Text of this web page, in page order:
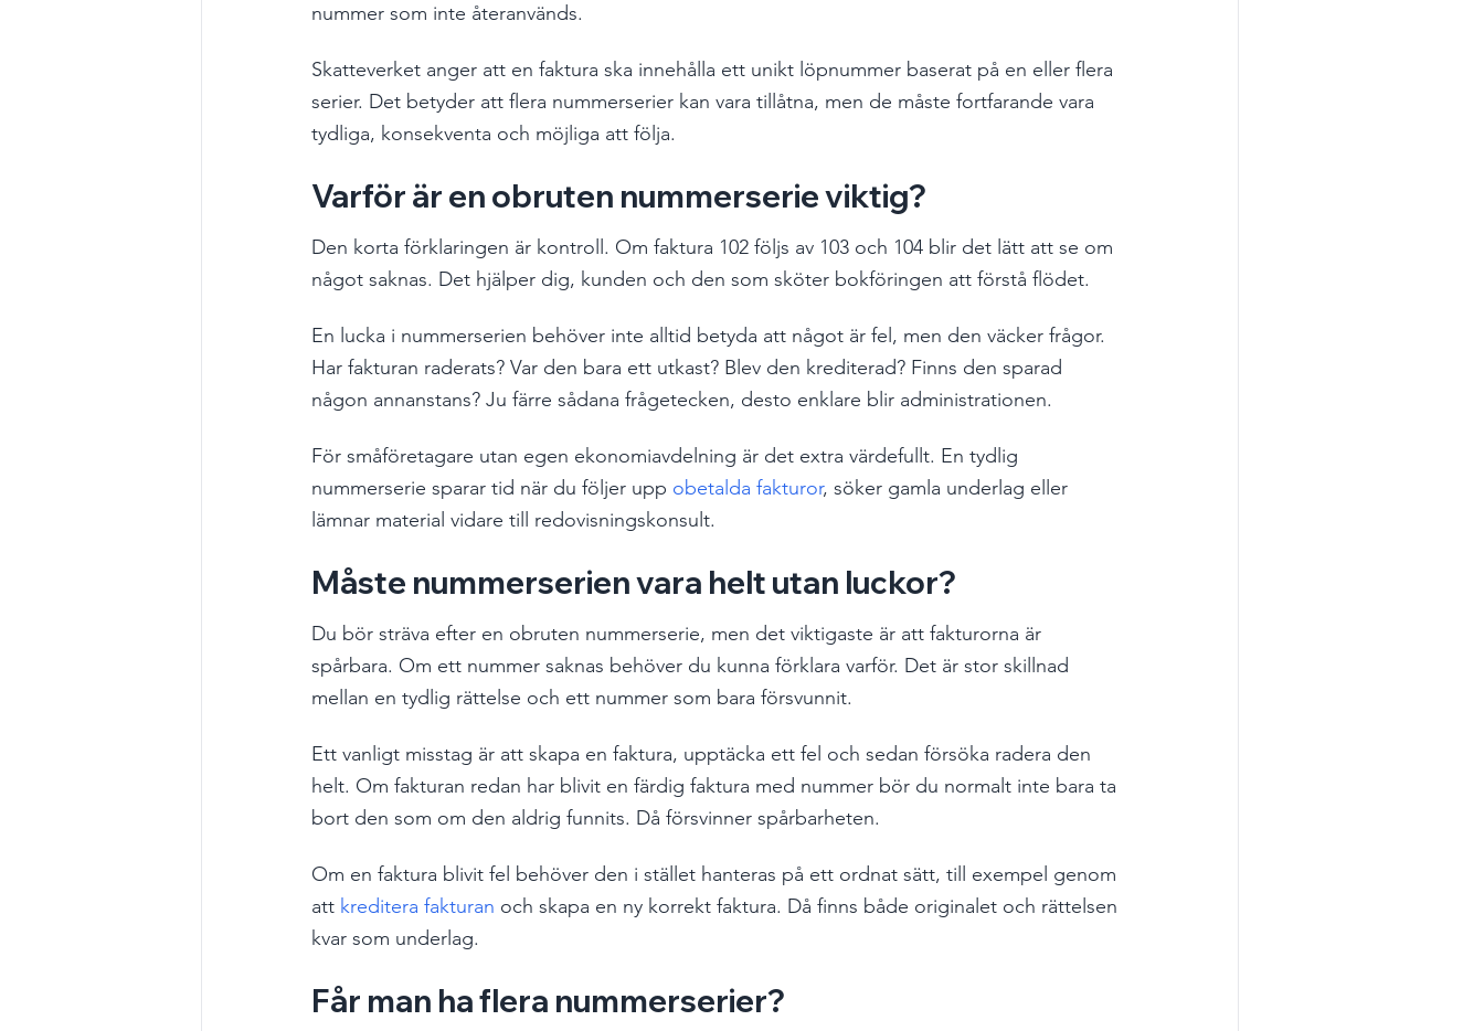
nummer som inte återanvänds.
Skatteverket anger att en faktura ska innehålla ett unikt löpnummer baserat på en eller flera
serier. Det betyder att flera nummerserier kan vara tillåtna, men de måste fortfarande vara
tydliga, konsekventa och möjliga att följa.
Varför är en obruten nummerserie viktig?
Den korta förklaringen är kontroll. Om faktura 102 följs av 103 och 104 blir det lätt att se om
något saknas. Det hjälper dig, kunden och den som sköter bokföringen att förstå flödet.
En lucka i nummerserien behöver inte alltid betyda att något är fel, men den väcker frågor.
Har fakturan raderats? Var den bara ett utkast? Blev den krediterad? Finns den sparad
någon annanstans? Ju färre sådana frågetecken, desto enklare blir administrationen.
För småföretagare utan egen ekonomiavdelning är det extra värdefullt. En tydlig
nummerserie sparar tid när du följer upp obetalda fakturor, söker gamla underlag eller
lämnar material vidare till redovisningskonsult.
Måste nummerserien vara helt utan luckor?
Du bör sträva efter en obruten nummerserie, men det viktigaste är att fakturorna är
spårbara. Om ett nummer saknas behöver du kunna förklara varför. Det är stor skillnad
mellan en tydlig rättelse och ett nummer som bara försvunnit.
Ett vanligt misstag är att skapa en faktura, upptäcka ett fel och sedan försöka radera den
helt. Om fakturan redan har blivit en färdig faktura med nummer bör du normalt inte bara ta
bort den som om den aldrig funnits. Då försvinner spårbarheten.
Om en faktura blivit fel behöver den i stället hanteras på ett ordnat sätt, till exempel genom
att kreditera fakturan och skapa en ny korrekt faktura. Då finns både originalet och rättelsen
kvar som underlag.
Får man ha flera nummerserier?